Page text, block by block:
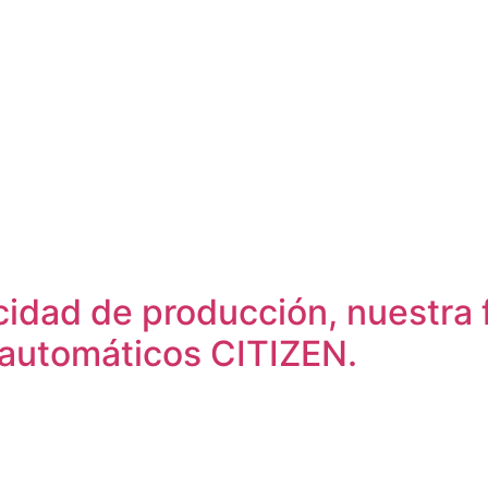
de producción,
CITIZEN.